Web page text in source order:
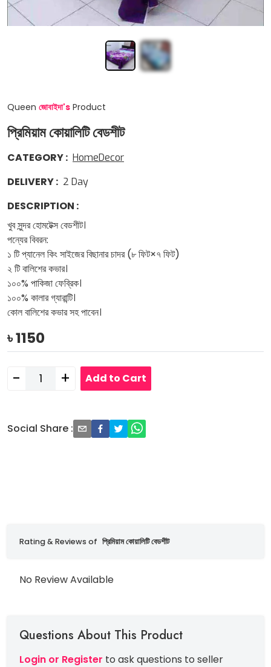
Queen জোবাইদা's Product
প্রিমিয়াম কোয়ালিটি বেডশীট
CATEGORY: HomeDecor
DELIVERY: 2 Day
DESCRIPTION :
খুব সুন্দর হোমটেক্স বেডশীট।
পন্যের বিবরন:
১ টি প্যানেল কিং সাইজের বিছানার চাদর (৮ ফিট×৭ ফিট)
২ টি বালিশের কভার।
১০০% পাকিজা ফেব্রিক।
১০০% কালার গ্যারান্টি।
কোল বালিশের কভার সহ পাবেন।
৳1150
- + Add to Cart
Social Share :
Rating & Reviews of প্রিমিয়াম কোয়ালিটি বেডশীট
No Review Available
Questions About This Product
Login or Register to ask questions to seller